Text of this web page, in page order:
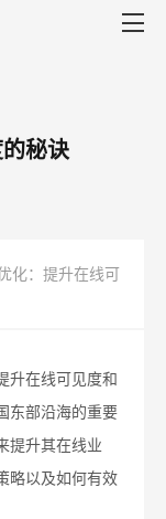
秘诀
化：提升在线可
升在线可见度和
东部沿海的重要
提升其在线业
略以及如何有效